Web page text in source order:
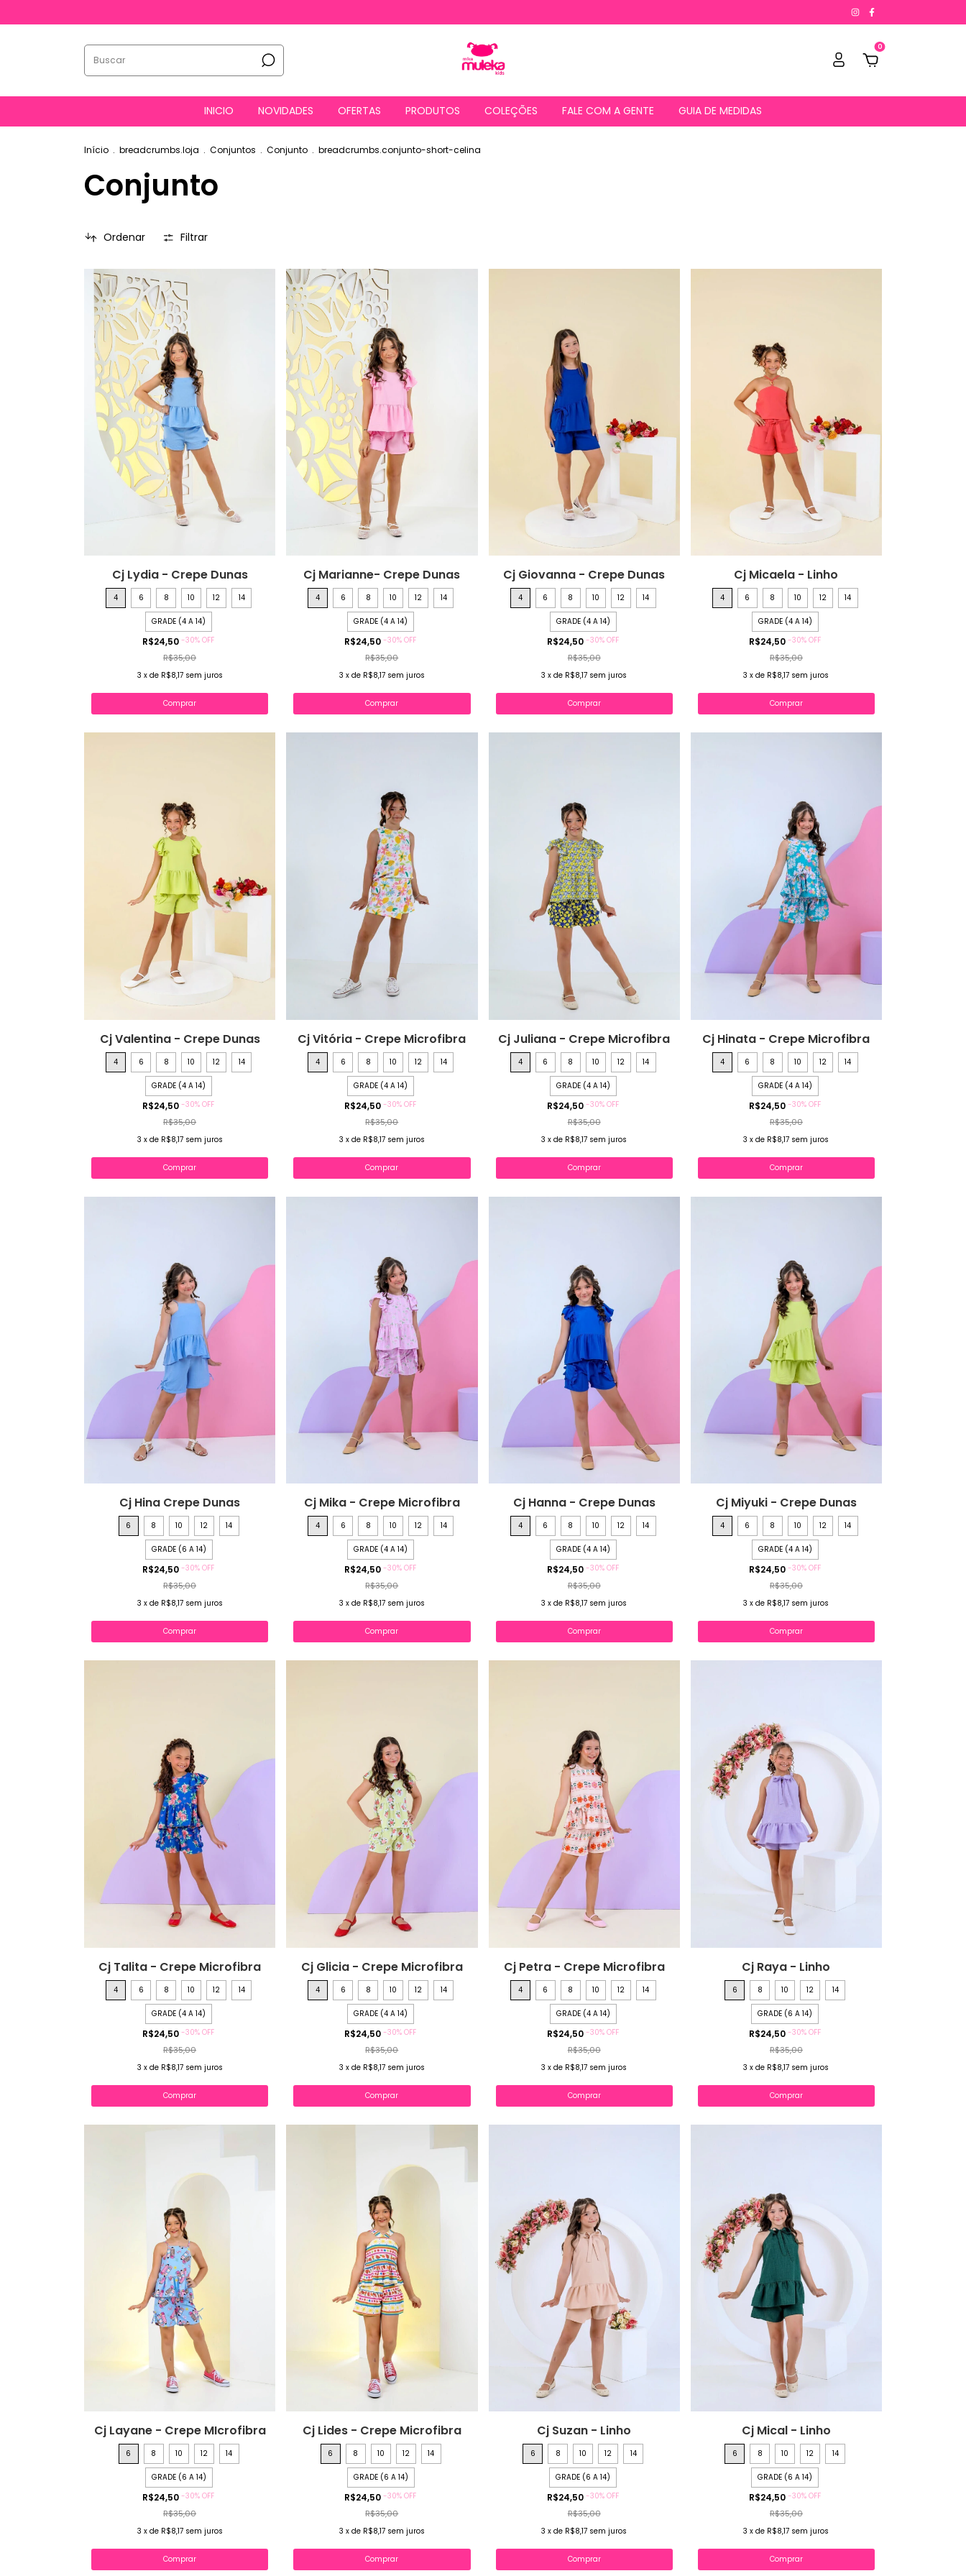
0
INICIO NOVIDADES OFERTAS PRODUTOS COLEÇÕES FALE COM A GENTE GUIA DE MEDIDAS
Início . breadcrumbs.loja . Conjuntos . Conjunto . breadcrumbs.conjunto-short-celina
Conjunto
Ordenar Filtrar
Cj Lydia - Crepe Dunas
4 6 8 10 12 14
GRADE (4 A 14)
R$24,50-30%OFF
R$35,00
3 x de R$8,17 sem juros
Comprar
Cj Marianne- Crepe Dunas
4 6 8 10 12 14
GRADE (4 A 14)
R$24,50-30%OFF
R$35,00
3 x de R$8,17 sem juros
Comprar
Cj Giovanna - Crepe Dunas
4 6 8 10 12 14
GRADE (4 A 14)
R$24,50 -30% OFF
R$35,00
3 xde R$8,17 sem juros
Comprar
Cj Micaela - Linho
4 6 8 10 12 14
GRADE (4 A 14)
R$24,50 -30% OFF
R$35,00
3 xde R$8,17 sem juros
Comprar
Cj Valentina - Crepe Dunas
4 6 8 10 12 14
GRADE (4 A 14)
R$24,50-30%OFF
R$35,00
3 x de R$8,17 sem juros
Comprar
Cj Vitória - Crepe Microfibra
4 6 8 10 12 14
GRADE (4 A 14)
R$24,50-30%OFF
R$35,00
3 x de R$8,17 sem juros
Comprar
Cj Juliana - Crepe Microfibra
4 6 8 10 12 14
GRADE (4 A 14)
R$24,50 -30% OFF
R$35,00
3 xde R$8,17 sem juros
Comprar
Cj Hinata - Crepe Microfibra
4 6 8 10 12 14
GRADE (4 A 14)
R$24,50 -30% OFF
R$35,00
3 xde R$8,17 sem juros
Comprar
Cj Hina Crepe Dunas
6 8 10 12 14
GRADE (6 A 14)
R$24,50-30%OFF
R$35,00
3 x de R$8,17 sem juros
Comprar
Cj Mika - Crepe Microfibra
4 6 8 10 12 14
GRADE (4 A 14)
R$24,50-30%OFF
R$35,00
3 x de R$8,17 sem juros
Comprar
Cj Hanna - Crepe Dunas
4 6 8 10 12 14
GRADE (4 A 14)
R$24,50 -30% OFF
R$35,00
3 xde R$8,17 sem juros
Comprar
Cj Miyuki - Crepe Dunas
4 6 8 10 12 14
GRADE (4 A 14)
R$24,50 -30% OFF
R$35,00
3 xde R$8,17 sem juros
Comprar
Cj Talita - Crepe Microfibra
4 6 8 10 12 14
GRADE (4 A 14)
R$24,50-30%OFF
R$35,00
3 x de R$8,17 sem juros
Comprar
Cj Glicia - Crepe Microfibra
4 6 8 10 12 14
GRADE (4 A 14)
R$24,50-30%OFF
R$35,00
3 x de R$8,17 sem juros
Comprar
Cj Petra - Crepe Microfibra
4 6 8 10 12 14
GRADE (4 A 14)
R$24,50 -30% OFF
R$35,00
3 xde R$8,17 sem juros
Comprar
Cj Raya - Linho
6 8 10 12 14
GRADE (6 A 14)
R$24,50 -30% OFF
R$35,00
3 xde R$8,17 sem juros
Comprar
Cj Layane - Crepe MIcrofibra
6 8 10 12 14
GRADE (6 A 14)
R$24,50-30%OFF
R$35,00
3 x de R$8,17 sem juros
Comprar
Cj Lides - Crepe Microfibra
6 8 10 12 14
GRADE (6 A 14)
R$24,50-30%OFF
R$35,00
3 x de R$8,17 sem juros
Comprar
Cj Suzan - Linho
6 8 10 12 14
GRADE (6 A 14)
R$24,50 -30% OFF
R$35,00
3 xde R$8,17 sem juros
Comprar
Cj Mical - Linho
6 8 10 12 14
GRADE (6 A 14)
R$24,50 -30% OFF
R$35,00
3 xde R$8,17 sem juros
Comprar